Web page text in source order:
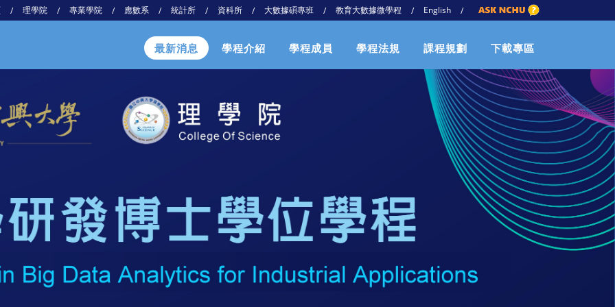
/ 理學院 / 專業學院 / 應數系 / 統計所 / 資科所 / 大數據碩專班 / 教育大數據微學程 / English /
最新消息 學程介紹 學程成員 學程法規 課程規劃 下載專區